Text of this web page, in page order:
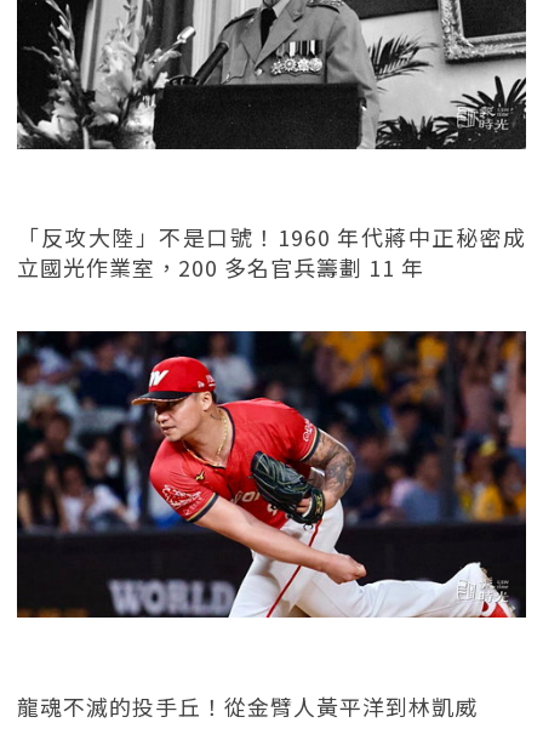
「反攻大陸」不是口號！1960 年代蔣中正秘密成
立國光作業室，200 多名官兵籌劃 11 年
龍魂不滅的投手丘！從金臂人黃平洋到林凱威